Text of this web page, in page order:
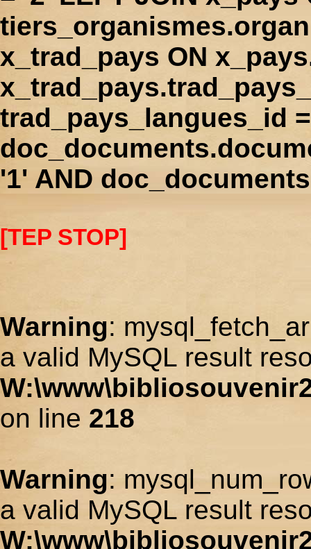
x_trad_pays ON
trad_pays_langues_id
'1' AND
[TEP STOP]
Warning:
a valid MySQL result
on line 218
Warning:
a valid MySQL result